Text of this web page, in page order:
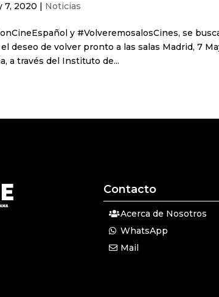
7, 2020 | Noticias
y #VolveremosalosCines, se
deseo de volver pronto a las salas Madrid, 7
a través del Instituto de...
Contacto
Acerca de Nosotros
WhatsApp
Mail